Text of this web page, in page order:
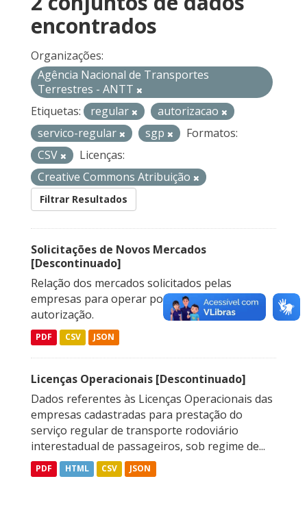
encontrados
Organizações:
Agência Nacional de Transportes
Terrestres - ANTT
Etiquetas:
regular
autorizacao
servico-regular
sgp
Formatos:
CSV
Licenças:
Creative Commons Atribuição
Filtrar Resultados
Solicitações de Novos Mercados
[Descontinuado]
Relação dos mercados solicitados pelas
empresas para operar por meio de
autorização.
PDF CSV JSON
Licenças Operacionais [Descontinuado]
Dados referentes às Licenças Operacionais das
empresas cadastradas para prestação do
serviço regular de transporte rodoviário
interestadual de passageiros, sob regime de...
PDF HTML CSV JSON